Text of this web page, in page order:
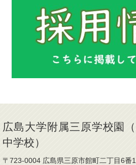
広島大学附属三原学校園
中学校）
〒723-0004 広島県三原市館町二丁目6番